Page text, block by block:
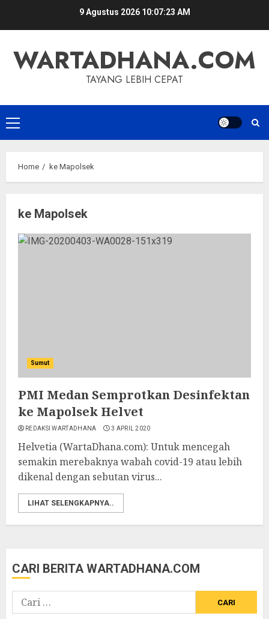
9 Agustus 2026 10:07:23 AM
WARTADHANA.COM
TAYANG LEBIH CEPAT
Primary
Menu
Home ke Mapolsek
ke Mapolsek
Sumut
PMI Medan Semprotkan Desinfektan
ke Mapolsek Helvet
REDAKSI WARTADHANA 3 APRIL 2020
Helvetia (WartaDhana.com): Untuk mencegah
semakin merebaknya wabah covid-19 atau lebih
dikenal dengan sebutan virus...
LIHAT SELENGKAPNYA..
CARI BERITA WARTADHANA.COM
Cari
untuk: